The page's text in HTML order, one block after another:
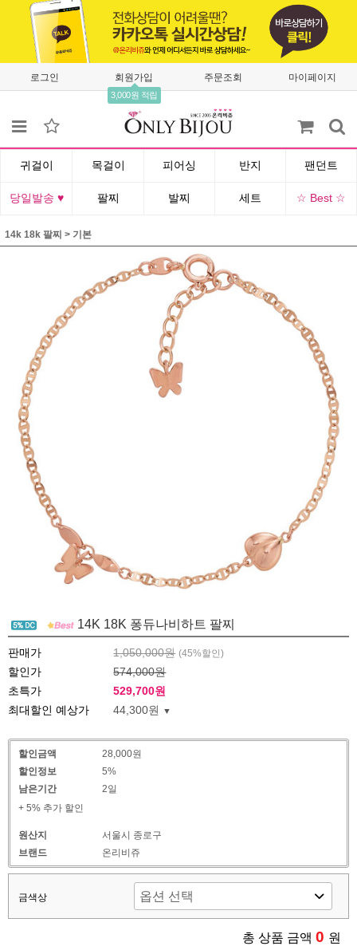
로그인 회원가입
3,000원 적립
주문조회 마이페이지
귀걸이 목걸이 피어싱 반지 팬던트
당일발송 ♥ 팔찌 발찌 세트 ☆ Best ☆
14k 18k 팔찌 > 기본
14K 18K 퐁듀나비하트 팔찌
판매가 1,050,000원 (45%할인)
할인가
574,000원
초특가
529,700원
최대할인 예상가
44,300원
할인금액
28,000원
할인정보
5%
남은기간
2일
+ 5% 추가 할인
원산지
서울시 종로구
브랜드
온리비쥬
금색상
총 상품 금액 0 원